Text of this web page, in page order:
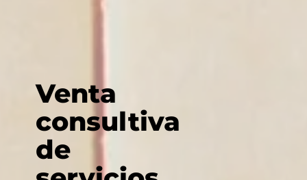
Venta
consultiva
de